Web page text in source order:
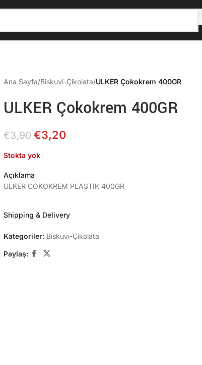
Ana Sayfa/Biskuvi-Çikolata/ULKER Çokokrem 400GR
ULKER Çokokrem 400GR
€3,90 €3,20
Stokta yok
Açıklama
ULKER COKOKREM PLASTIK 400GR
Shipping & Delivery
Kategoriler: Biskuvi-Çikolata
Paylaş: